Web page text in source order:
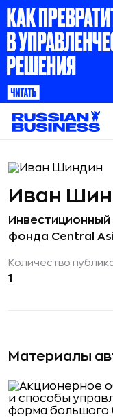
Материалы
Иван
фонда Central
Количество
1